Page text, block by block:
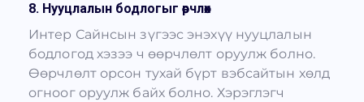
8. Нууцлалын бодлогыг өөрчлөх
Интер Сайнсын зүгээс энэхүү нууцлалын
бодлогод хэзээ ч өөрчлөлт оруулж болно.
Өөрчлөлт орсон тухай бүрт вэбсайтын хөлд
огноог оруулж байх болно. Хэрэглэгч